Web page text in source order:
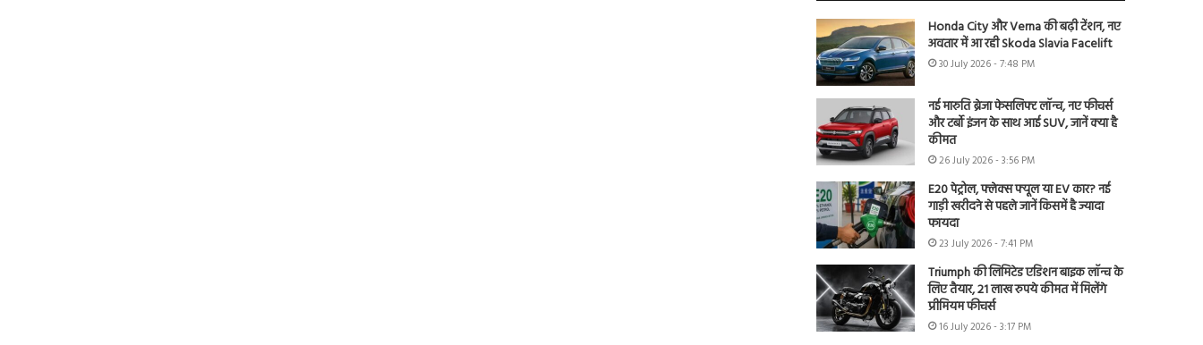
Honda City और Verna की बढ़ी टेंशन, नए
अवतार में आ रही Skoda Slavia Facelift
30 July 2026 - 7:48 PM
नई मारुति ब्रेजा फेसलिफ्ट लॉन्च, नए फीचर्स
और टर्बो इंजन के साथ आई SUV, जानें क्या है
कीमत
26 July 2026 - 3:56 PM
E20 पेट्रोल, फ्लेक्स फ्यूल या EV कार? नई
गाड़ी खरीदने से पहले जानें किसमें है ज्यादा
फायदा
23 July 2026 - 7:41 PM
Triumph की लिमिटेड एडिशन बाइक लॉन्च के
लिए तैयार, 21 लाख रुपये कीमत में मिलेंगे
प्रीमियम फीचर्स
16 July 2026 - 3:17 PM